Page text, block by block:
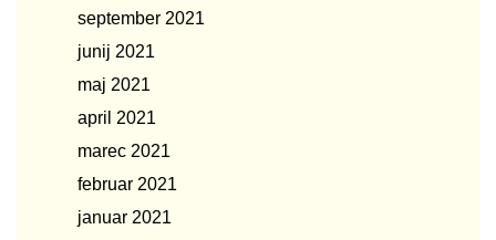
september 2021
junij 2021
maj 2021
april 2021
marec 2021
februar 2021
januar 2021